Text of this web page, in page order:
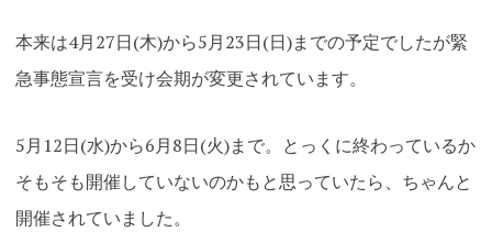
本来は4月27日(木)から5月23日(日)までの予定でしたが緊
急事態宣言を受け会期が変更されています。
5月12日(水)から6月8日(火)まで。とっくに終わっているか
そもそも開催していないのかもと思っていたら、ちゃんと
開催されていました。